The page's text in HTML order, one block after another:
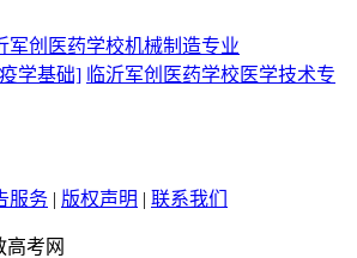
军创医药学校机械制造专业
学基础] 临沂军创医药学校医学技术专
服务 | 版权声明 | 联系我们
考网